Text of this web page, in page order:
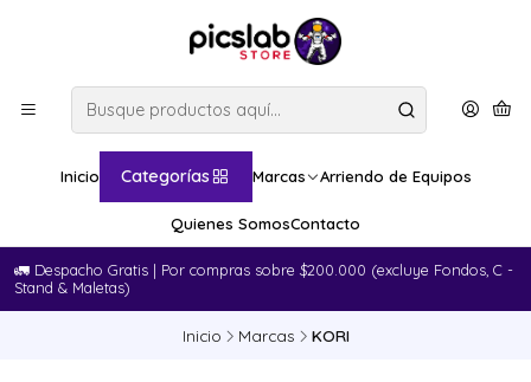
Inicio Categorías Marcas Arriendo de Equipos
Quienes SomosContacto
🚛​ Despacho Gratis | Por compras sobre $200.000 (excluye Fondos, C -
Stand & Maletas)
Inicio Marcas KORI